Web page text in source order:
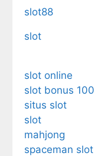
slot88
slot
slot online
slot bonus 100
situs slot
slot
mahjong
spaceman slot